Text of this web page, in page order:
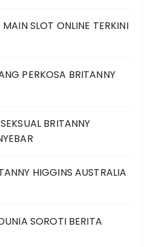
SLOT ONLINE TERKINI
PERKOSA BRITANNY
BRITANNY
HIGGINS AUSTRALIA
SOROTI BERITA